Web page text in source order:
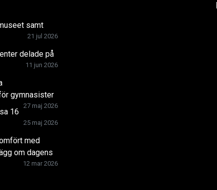
samt
21 jul 2026
delade på
11 jun 2026
gymnasister
27 maj 2026
16
25 maj 2026
med
om dagens
12 mar 2026